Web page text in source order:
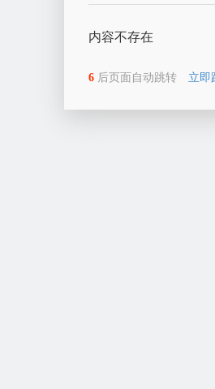
内容不存在
6 后页面自动跳转 立即